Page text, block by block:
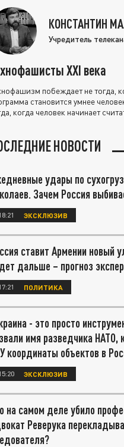
КОНСТАНТИН
Учредитель
XXI века
побеждает не тогда,
становится умнее
когда человек начинает
НОВОСТИ
удары по
Зачем Россия
ЭКСКЛЮЗИВ
ставит Армении новый
дальше – прогноз
ПОЛИТИКА
- это просто
имя разведчика НАТО,
координаты объектов в
ЭКСКЛЮЗИВ
на самом деле убило
Реверука